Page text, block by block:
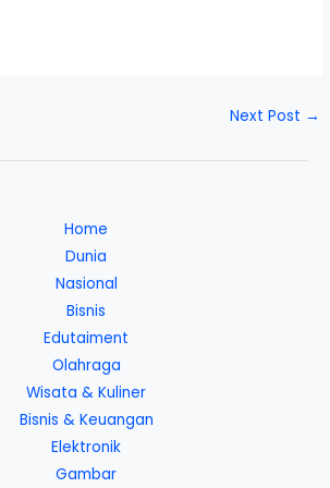
Next Post →
Home
Dunia
Nasional
Bisnis
Edutaiment
Olahraga
Wisata & Kuliner
Bisnis & Keuangan
Elektronik
Gambar